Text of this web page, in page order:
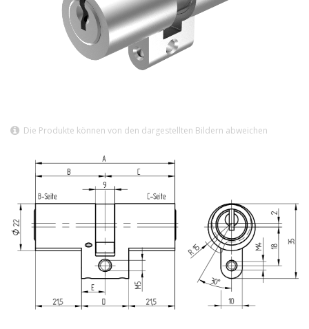
Die Produkte können von den dargestellten Bildern abweichen